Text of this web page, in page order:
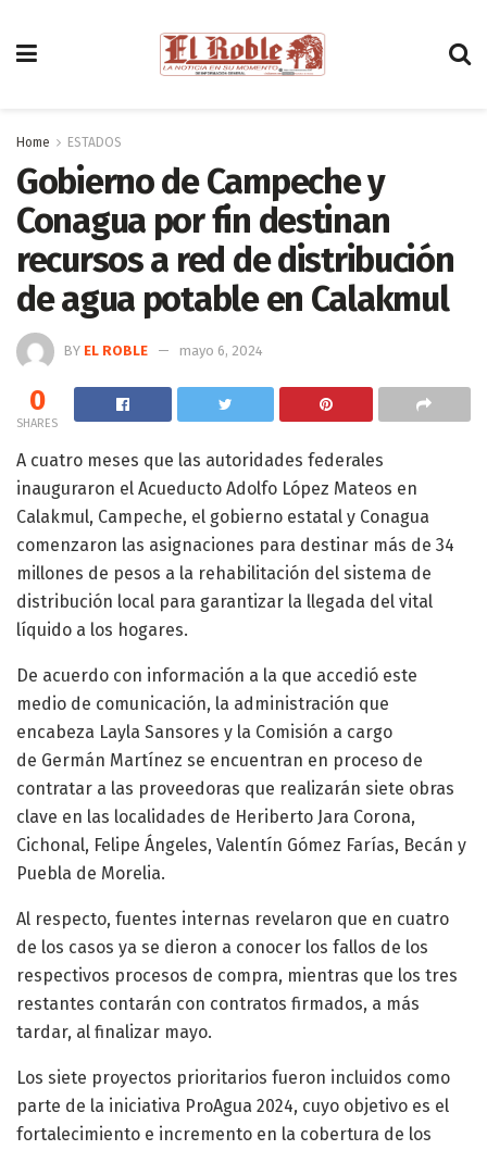
Home ESTADOS
Gobierno de Campeche y
Conagua por fin destinan
recursos a red de distribución
de agua potable en Calakmul
BY EL ROBLE mayo 6, 2024
0
SHARES
A cuatro meses que las autoridades federales
inauguraron el Acueducto Adolfo López Mateos en
Calakmul, Campeche, el gobierno estatal y Conagua
comenzaron las asignaciones para destinar más de 34
millones de pesos a la rehabilitación del sistema de
distribución local para garantizar la llegada del vital
líquido a los hogares.
De acuerdo con información a la que accedió este
medio de comunicación, la administración que
encabeza Layla Sansores y la Comisión a cargo
de Germán Martínez se encuentran en proceso de
contratar a las proveedoras que realizarán siete obras
clave en las localidades de Heriberto Jara Corona,
Cichonal, Felipe Ángeles, Valentín Gómez Farías, Becán y
Puebla de Morelia.
Al respecto, fuentes internas revelaron que en cuatro
de los casos ya se dieron a conocer los fallos de los
respectivos procesos de compra, mientras que los tres
restantes contarán con contratos firmados, a más
tardar, al finalizar mayo.
Los siete proyectos prioritarios fueron incluidos como
parte de la iniciativa ProAgua 2024, cuyo objetivo es el
fortalecimiento e incremento en la cobertura de los